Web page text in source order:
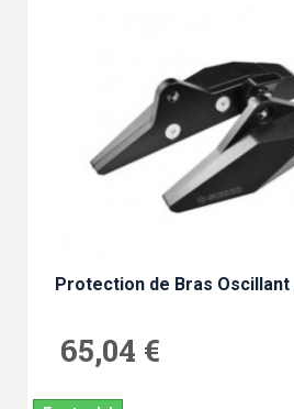
Protection de Bras Oscillant
65,04 €